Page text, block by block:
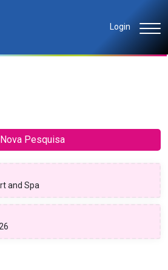
Login
Nova Pesquisa